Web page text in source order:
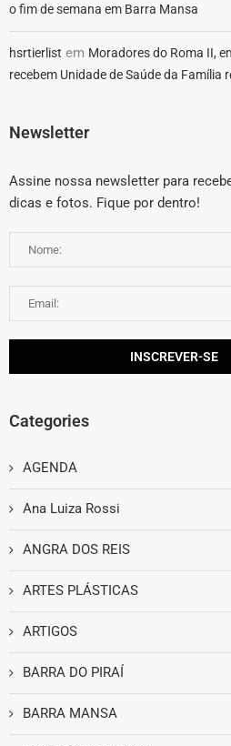
o fim de semana em Barra Mansa
hsrtierlist em Moradores do Roma II,
recebem Unidade de Saúde da Família
Newsletter
Assine nossa newsletter para
dicas e fotos. Fique por dentro!
Categories
AGENDA
Ana Luiza Rossi
ANGRA DOS REIS
ARTES PLÁSTICAS
ARTIGOS
BARRA DO PIRAÍ
BARRA MANSA